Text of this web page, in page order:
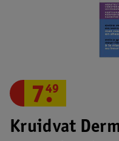
Kruidvat
7.
49